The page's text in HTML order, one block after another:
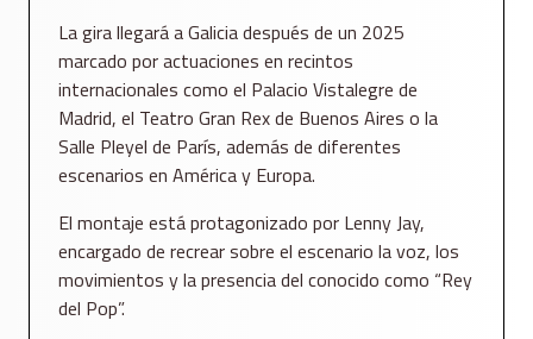
La gira llegará a Galicia después de un 2025
marcado por actuaciones en recintos
internacionales como el Palacio Vistalegre de
Madrid, el Teatro Gran Rex de Buenos Aires o la
Salle Pleyel de París, además de diferentes
escenarios en América y Europa.
El montaje está protagonizado por Lenny Jay,
encargado de recrear sobre el escenario la voz, los
movimientos y la presencia del conocido como “Rey
del Pop”.